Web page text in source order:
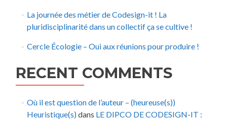
La journée des métier de Codesign-it ! La
pluridisciplinarité dans un collectif ça se cultive !
Cercle Écologie – Oui aux réunions pour produire !
RECENT COMMENTS
Où il est question de l’auteur – (heureuse(s))
Heuristique(s)dans LE DIPCO DE CODESIGN-IT :